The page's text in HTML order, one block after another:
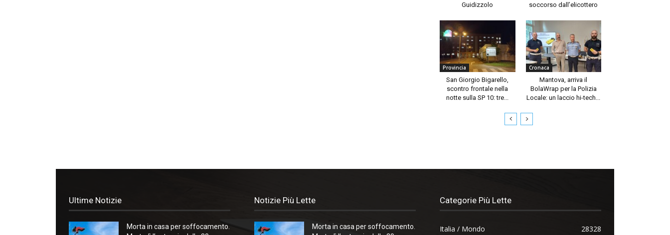
Guidizzolo
soccorso dall’elicottero
Provincia
San Giorgio Bigarello,
scontro frontale nella
notte sulla SP 10: tre...
Cronaca
Mantova, arriva il
BolaWrap per la Polizia
Locale: un laccio hi-tech...
Ultime Notizie
Morta in casa per soffocamento.
Notizie Più Lette
Morta in casa per soffocamento.
Categorie Più Lette
Italia / Mondo 28328